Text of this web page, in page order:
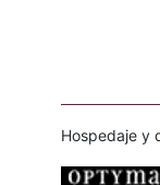
Hospedaje y